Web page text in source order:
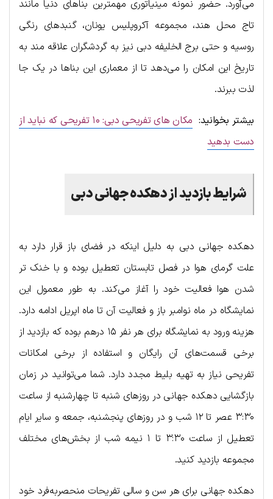
می‌آورد. حضور نمونه مینیاتوری مهمترین بناهای دنیا مانند
تاج محل هند، مجموعه آکروپلیس یونان، گنبدهای رنگی
روسیه و حتی برج الخلیفه دبی نیز به گردشگران علاقه مند به
تاریخ این امکان را می‌دهد تا از معماری این بناها در یک جا
لذت ببرند.
بیشتر بخوانید:
مکان های تفریحی دبی: ۱۰ تفریحی که نباید از
دست بدهید
شرایط بازدید از دهکد‌ه جها‌نی دبی
دهکده جهانی دبی به دلیل اینکه در فضای باز قرار دارد به
علت گرمای هوا در فصل تابستان تعطیل بوده و با خنک تر
شدن هوا فعالیت خود را آغاز می‌کند. به طور معمول این
نمایشگاه در ماه نوامبر باز و فعالیت آن تا ماه اپریل ادامه دارد.
هزینه ورود به نمایشگاه برای هر نفر ۱۵ درهم بوده که بازدید از
برخی قسمت‌های آن رایگان و استفاده از برخی امکانات
تفریحی نیاز به تهیه بلیط مجدد دارد. شما می‌توانید در زمان
بازگشایی دهکده جهانی در روزهای شنبه تا چهارشنبه از ساعت
۳:۳۰ عصر تا ۱۲ شب و در روزهای پنجشنبه، جمعه و سایر ایام
تعطیل از ساعت ۳:۳۰ تا ۱ نیمه شب از بخش‌های مختلف
مجموعه بازدید کنید.
دهکده جهانی برای هر سن و سالی تفریحات منحصربه‌فرد خود